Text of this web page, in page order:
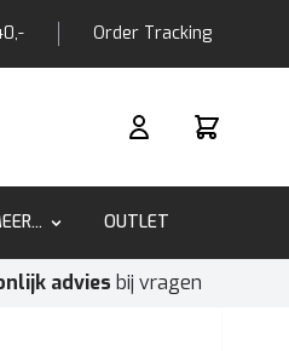
Order Tracking
OUTLET
advies bij vragen